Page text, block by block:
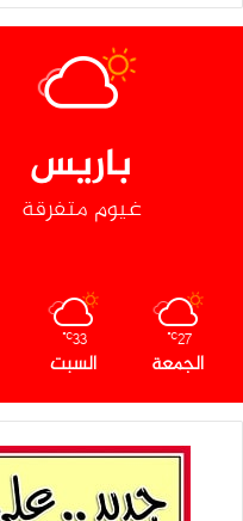
باريس
غيوم متفرقة
27
℃
الجمعة
33
℃
السبت